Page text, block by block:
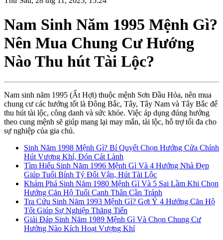
Nam Sinh Năm 1995 Mệnh Gì?
Nên Mua Chung Cư Hướng
Nào Thu hút Tài Lộc?
Nam sinh năm 1995 (Ất Hợi) thuộc mệnh Sơn Đầu Hỏa, nên mua
chung cư các hướng tốt là Đông Bắc, Tây, Tây Nam và Tây Bắc để
thu hút tài lộc, công danh và sức khỏe. Việc áp dụng đúng hướng
theo cung mệnh sẽ giúp mang lại may mắn, tài lộc, hỗ trợ tối đa cho
sự nghiệp của gia chủ.
Sinh Năm 1998 Mệnh Gì? Bí Quyết Chọn Hướng Cửa Chính
Hút Vượng Khí, Đón Cát Lành
Tìm Hiểu Sinh Năm 1996 Mệnh Gì Và 4 Hướng Nhà Đẹp
Giúp Tuổi Bính Tý Đổi Vận, Hút Tài Lộc
Khám Phá Sinh Năm 1980 Mệnh Gì Và 5 Sai Lầm Khi Chọn
Hướng Căn Hộ Tuổi Canh Thân Cần Tránh
Tra Cứu Sinh Năm 1993 Mệnh Gì? Gợi Ý 4 Hướng Căn Hộ
Tốt Giúp Sự Nghiệp Thăng Tiến
Giải Đáp Sinh Năm 1989 Mệnh Gì Và Chọn Chung Cư
Hướng Nào Kích Hoạt Vượng Khí